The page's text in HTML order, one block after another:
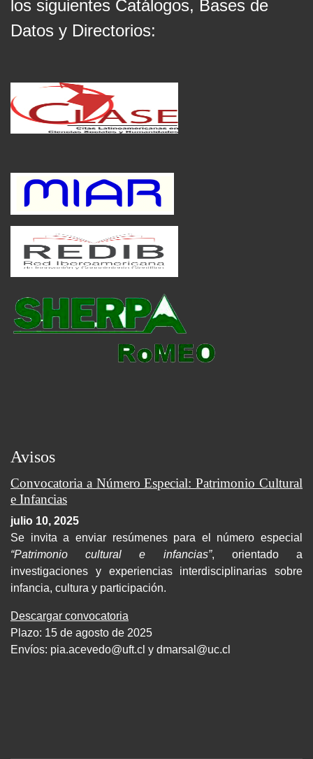
los siguientes Catálogos, Bases de
Datos y Directorios:
Avisos
Convocatoria a Número Especial: Patrimonio Cultural
e Infancias
julio 10, 2025
Se invita a enviar resúmenes para el número especial
“Patrimonio cultural e infancias”, orientado a
investigaciones y experiencias interdisciplinarias sobre
infancia, cultura y participación.
Descargar convocatoria
Plazo: 15 de agosto de 2025
Envíos: pia.acevedo@uft.cl y dmarsal@uc.cl